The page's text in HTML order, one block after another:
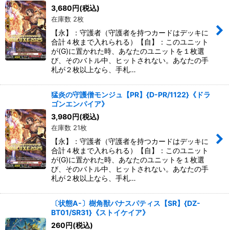
3,680円(税込)
在庫数 2枚
【永】：守護者（守護者を持つカードはデッキに
合計４枚まで入れられる）【自】：このユニット
が(G)に置かれた時、あなたのユニットを１枚選
び、そのバトル中、ヒットされない。あなたの手
札が２枚以上なら、手札…
猛炎の守護僧モンジュ【PR】{D-PR/1122}《ドラ
ゴンエンパイア》
3,980円(税込)
在庫数 21枚
【永】：守護者（守護者を持つカードはデッキに
合計４枚まで入れられる）【自】：このユニット
が(G)に置かれた時、あなたのユニットを１枚選
び、そのバトル中、ヒットされない。あなたの手
札が２枚以上なら、手札…
〔状態A-〕樹角獣バナスパティス【SR】{DZ-
BT01/SR31}《ストイケイア》
260円(税込)